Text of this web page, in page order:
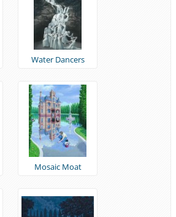
Water Dancers
Mosaic Moat